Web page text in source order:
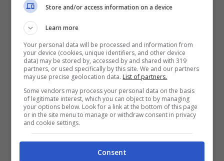
Vladimir Luxuria (Ansa Foto)
Il nostro compito è quello di agevolarlo,
creando una società in cui farlo non
significhi porte in faccia dalla famiglia,
dalla Chiesa, dal lavoro, dagli amici
Store and/or access information on a device
Learn more
Your personal data will be processed and information from
your device (cookies, unique identifiers, and other device
data) may be stored by, accessed by and shared with 319
partners, or used specifically by this site. We and our partners
may use precise geolocation data. List of partners.
Some vendors may process your personal data on the basis
of legitimate interest, which you can object to by managing
your options below. Look for a link at the bottom of this page
or in the site menu to manage or withdraw consent in privacy
and cookie settings.
Consent